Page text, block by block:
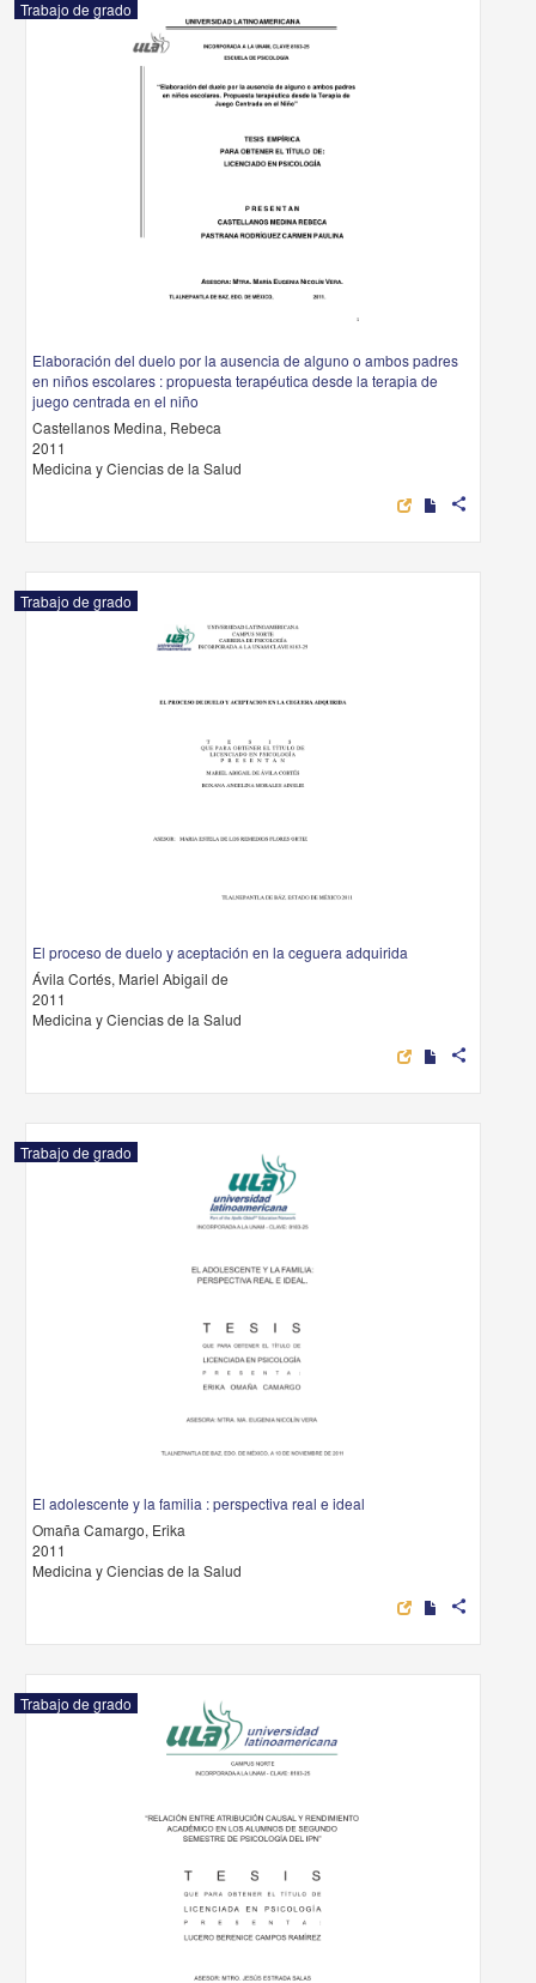
Trabajo de grado
Elaboración del duelo por la ausencia de alguno o ambos padres
en niños escolares : propuesta terapéutica desde la terapia de
juego centrada en el niño
Castellanos Medina, Rebeca
2011
Medicina y Ciencias de la Salud
share
Trabajo de grado
El proceso de duelo y aceptación en la ceguera adquirida
Ávila Cortés, Mariel Abigail de
2011
Medicina y Ciencias de la Salud
share
Trabajo de grado
El adolescente y la familia : perspectiva real e ideal
Omaña Camargo, Erika
2011
Medicina y Ciencias de la Salud
share
Trabajo de grado